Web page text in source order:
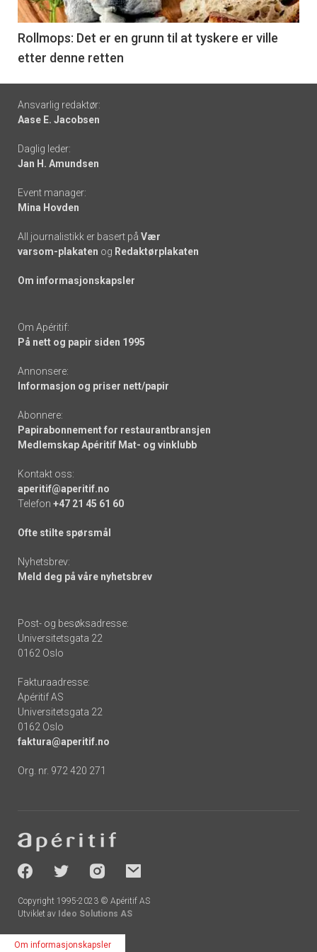
-
6
Rollmops: Det er en grunn til at tyskere er ville
etter denne retten
Footer
-
links
Ansvarlig redaktør:
Aase E. Jacobsen
Daglig leder:
Jan H. Amundsen
Event manager:
Mina Hovden
All journalistikk er basert på Vær
varsom-plakaten og Redaktørplakaten
Om informasjonskapsler
Om Apéritif:
På nett og papir siden 1995
Annonsere:
Informasjon og priser nett/papir
Abonnere:
Papirabonnement for restaurantbransjen
Medlemskap Apéritif Mat- og vinklubb
Kontakt oss:
aperitif@aperitif.no
Telefon +47 21 45 61 60
Ofte stilte spørsmål
Nyhetsbrev:
Meld deg på våre nyhetsbrev
Post- og besøksadresse:
Universitetsgata 22
0162 Oslo
Fakturaadresse:
Apéritif AS
Universitetsgata 22
0162 Oslo
faktura@aperitif.no
Org. nr. 972 420 271
-
socials
Copyright 1995-2023 © Apéritif AS
Utviklet av Ideo Solutions AS
Om informasjonskapsler